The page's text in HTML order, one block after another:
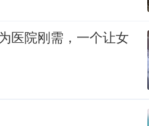
医院刚需，一个让女